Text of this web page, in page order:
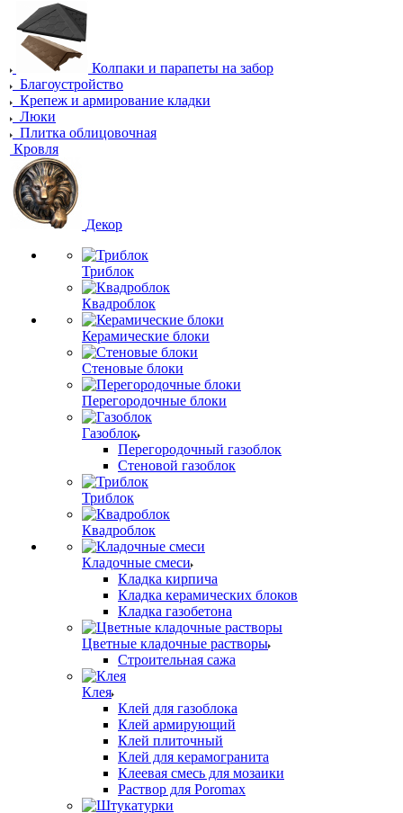
Колпаки и парапеты на забор
Благоустройство
Крепеж и армирование кладки
Люки
Плитка облицовочная
Кровля
Декор
Триблок
Квадроблок
Керамические блоки
Стеновые блоки
Перегородочные блоки
Газоблок
Перегородочный газоблок
Стеновой газоблок
Триблок
Квадроблок
Кладочные смеси
Кладка кирпича
Кладка керамических блоков
Кладка газобетона
Цветные кладочные растворы
Строительная сажа
Клея
Клей для газоблока
Клей армирующий
Клей плиточный
Клей для керамогранита
Клеевая смесь для мозаики
Раствор для Poromax